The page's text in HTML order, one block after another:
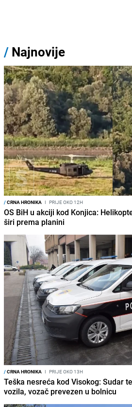
/ Najnovije
/CRNA HRONIKA I PRIJE OKO 12H
OS BiH u akciji kod Konjica:
širi prema planini
/CRNA HRONIKA I PRIJE OKO 13H
Teška nesreća kod Visokog: Sudar
vozila, vozač prevezen u bolnicu